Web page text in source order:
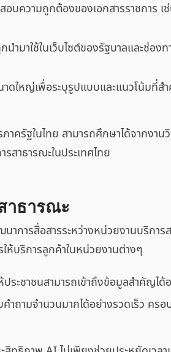
อบความถูกต้องของเอกสารราชการ
ำมาใช้ในเว็บไซต์ของรัฐบาลและช่อง
าดใหญ่เพื่อระบุรูปแบบและแนวโน้มที่
าครัฐในไทย สามารถศึกษาได้จาก
สาธารณะในประเทศไทย
าธารณะ
าการสื่อสารระหว่างหน่วยงานบริกา
ห้บริการลูกค้าในหน่วยงานต่างๆ
ะชาชนสามารถเข้าถึงข้อมูลสำคัญได้อ
ำถามจำนวนมากได้อย่างรวดเร็ว คร